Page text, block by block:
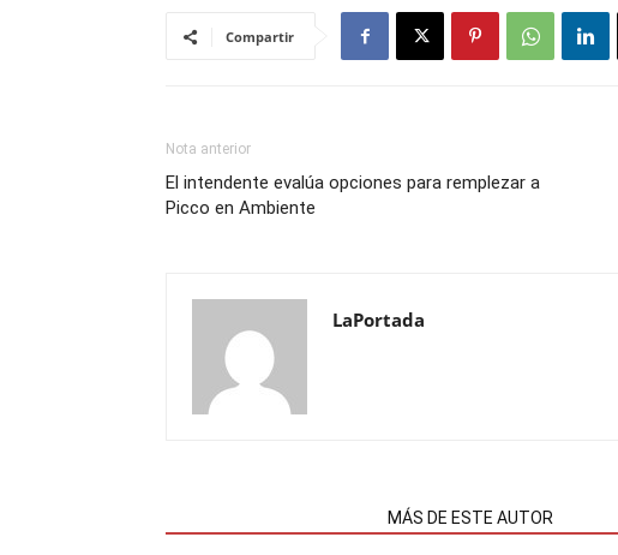
Compartir
Nota anterior
El intendente evalúa opciones para remplezar a
Picco en Ambiente
LaPortada
MÁS DE ESTE AUTOR